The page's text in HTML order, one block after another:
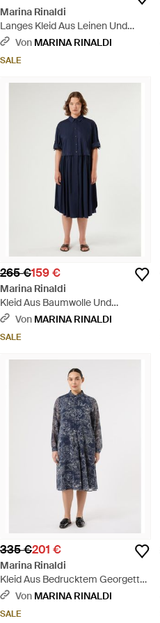
Marina Rinaldi
Langes Kleid Aus Leinen Und
Seide - Pink
Von MARINA RINALDI
SALE
265 €159 €
Marina Rinaldi
Kleid Aus Baumwolle Und
Stretch-Nylon - Blau
Von MARINA RINALDI
SALE
335 €201 €
Marina Rinaldi
Kleid Aus Bedrucktem Georgette
- Blau
Von MARINA RINALDI
SALE